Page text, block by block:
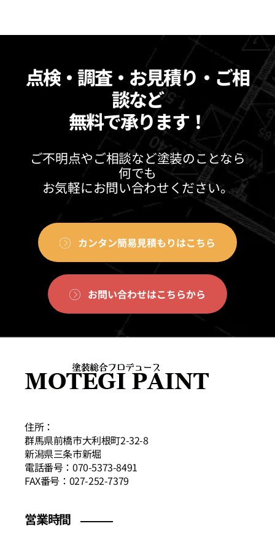
点検・調査・お見積り・ご相
談など
無料で承ります！
ご不明点やご相談など塗装のことなら
何でも
お気軽にお問い合わせください。
カンタン簡易見積もりはこちら
お問い合わせはこちらから
住所：
群馬県前橋市大利根町2-32-8
新潟県三条市新堀
電話番号：070-5373-8491
FAX番号：027-252-7379
営業時間